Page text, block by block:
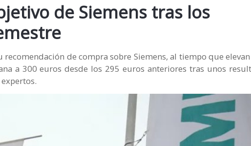
de Siemens tras los
de compra sobre Siemens, al tiempo que
a 300 euros desde los 295 euros anteriores tras unos